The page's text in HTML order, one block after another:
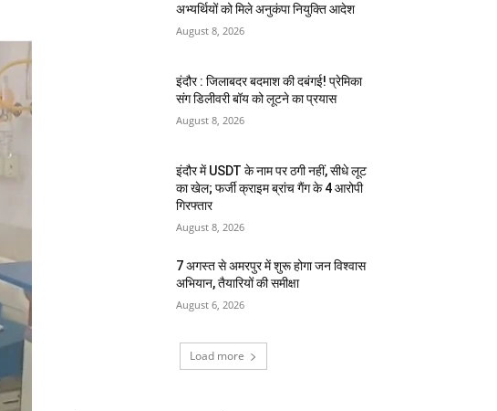
अभ्यर्थियों को मिले अनुकंपा नियुक्ति आदेश
August 8, 2026
इंदौर : जिलाबदर बदमाश की दबंगई! प्रेमिका
संग डिलीवरी बॉय को लूटने का प्रयास
August 8, 2026
इंदौर में USDT के नाम पर ठगी नहीं, सीधे लूट
का खेल; फर्जी क्राइम ब्रांच गैंग के 4 आरोपी
गिरफ्तार
August 8, 2026
7 अगस्त से अमरपुर में शुरू होगा जन विश्वास
अभियान, तैयारियों की समीक्षा
August 6, 2026
Load more